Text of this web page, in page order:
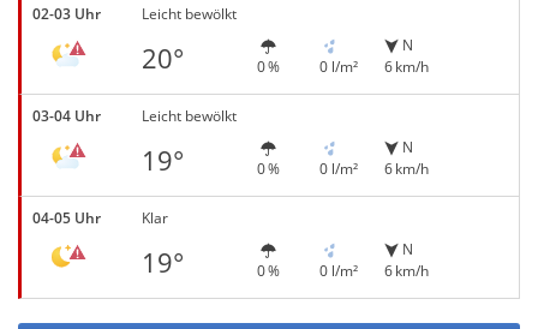
02-03 Uhr Leicht bewölkt
20° 0 % 0 l/m²
N
6 km/h
03-04 Uhr Leicht bewölkt
19° 0 % 0 l/m²
N
6 km/h
04-05 Uhr Klar
19° 0 % 0 l/m²
N
6 km/h